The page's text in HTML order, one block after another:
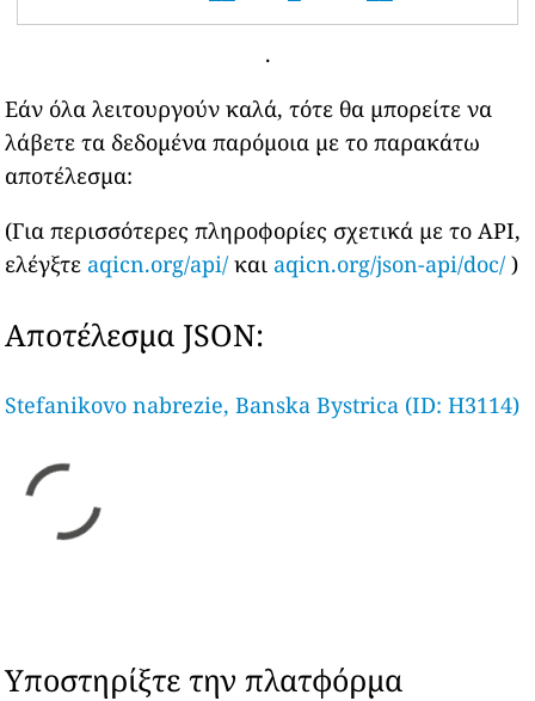
.
Εάν όλα λειτουργούν καλά, τότε θα μπορείτε να
λάβετε τα δεδομένα παρόμοια με το παρακάτω
αποτέλεσμα:
(Για περισσότερες πληροφορίες σχετικά με το API,
ελέγξτε aqicn.org/api/ και aqicn.org/json-api/doc/ )
Αποτέλεσμα JSON:
Stefanikovo nabrezie, Banska Bystrica (ID: H3114)
Υποστηρίξτε την πλατφόρμα